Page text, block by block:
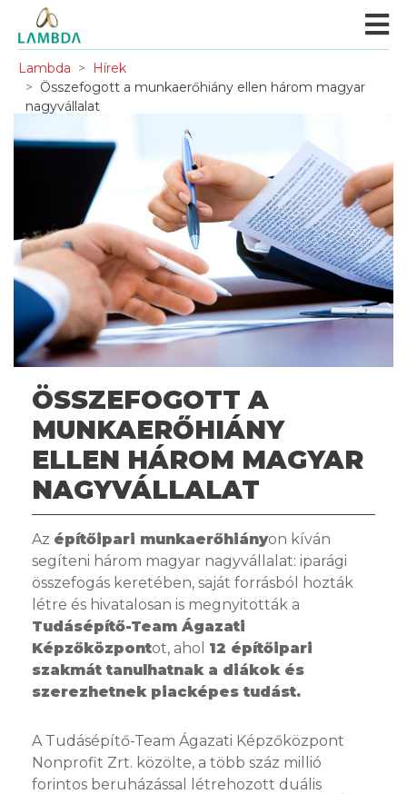
Lambda
Hírek
Összefogott a munkaerőhiány ellen három magyar
nagyvállalat
ÖSSZEFOGOTT A
MUNKAERŐHIÁNY
ELLEN HÁROM MAGYAR
NAGYVÁLLALAT
Az építőipari munkaerőhiányon kíván
segíteni három magyar nagyvállalat: iparági
összefogás keretében, saját forrásból hozták
létre és hivatalosan is megnyitották a
Tudásépítő-Team Ágazati
Képzőközpontot, ahol 12 építőipari
szakmát tanulhatnak a diákok és
szerezhetnek piacképes tudást.
A Tudásépítő-Team Ágazati Képzőközpont
Nonprofit Zrt. közölte, a több száz millió
forintos beruházással létrehozott duális